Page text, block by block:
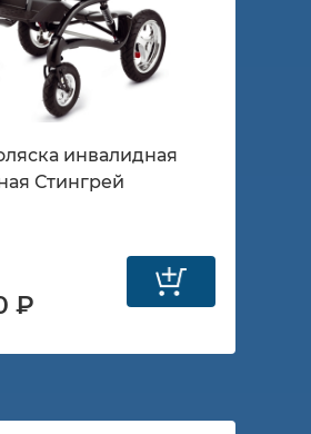
инвалидная
Стингрей
₽